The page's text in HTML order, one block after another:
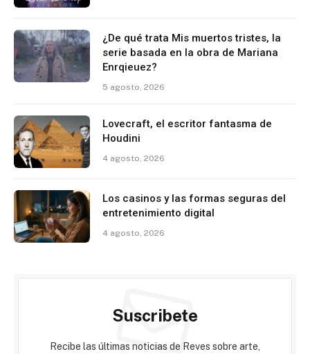
¿De qué trata Mis muertos tristes, la
serie basada en la obra de Mariana
Enrqieuez?
5 agosto, 2026
Lovecraft, el escritor fantasma de
Houdini
4 agosto, 2026
Los casinos y las formas seguras del
entretenimiento digital
4 agosto, 2026
Suscribete
Recibe las últimas noticias de Reves sobre arte,